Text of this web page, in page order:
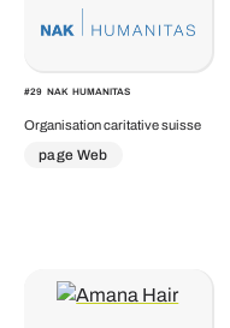
#29 NAK HUMANITAS
Organisation caritative suisse
page Web